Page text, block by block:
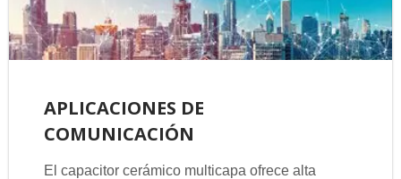
APLICACIONES DE
COMUNICACIÓN
El capacitor cerámico multicapa ofrece alta